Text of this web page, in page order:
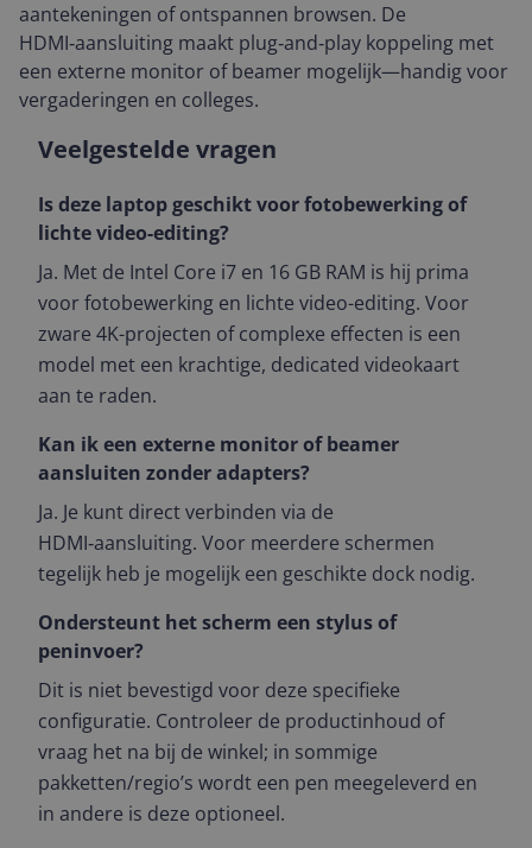
aantekeningen of ontspannen browsen. De
HDMI‑aansluiting maakt plug‑and‑play koppeling met
een externe monitor of beamer mogelijk—handig voor
vergaderingen en colleges.
Veelgestelde vragen
Is deze laptop geschikt voor fotobewerking of
lichte video-editing?
Ja. Met de Intel Core i7 en 16 GB RAM is hij prima
voor fotobewerking en lichte video-editing. Voor
zware 4K-projecten of complexe effecten is een
model met een krachtige, dedicated videokaart
aan te raden.
Kan ik een externe monitor of beamer
aansluiten zonder adapters?
Ja. Je kunt direct verbinden via de
HDMI‑aansluiting. Voor meerdere schermen
tegelijk heb je mogelijk een geschikte dock nodig.
Ondersteunt het scherm een stylus of
peninvoer?
Dit is niet bevestigd voor deze specifieke
configuratie. Controleer de productinhoud of
vraag het na bij de winkel; in sommige
pakketten/regio’s wordt een pen meegeleverd en
in andere is deze optioneel.